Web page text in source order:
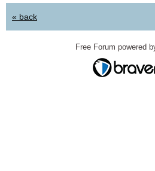
« back
Free Forum powered